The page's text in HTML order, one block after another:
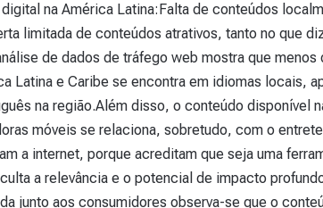
na América Latina:Falta de conteúdos
limitada de conteúdos atrativos, tanto no que
de dados de tráfego web mostra que
Latina e Caribe se encontra em idiomas locais,
na região.Além disso, o conteúdo disponível
móveis se relaciona, sobretudo, com o
a internet, porque acreditam que seja uma
a relevância e o potencial de impacto
junto aos consumidores observa-se que o
b
r
a
n
e
t
8
15 de outubro de 2025
Revista Abranet . 48
r
n
t
0